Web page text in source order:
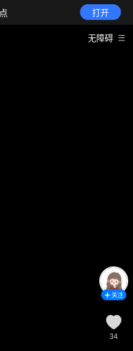
打开
无障碍
关注
34